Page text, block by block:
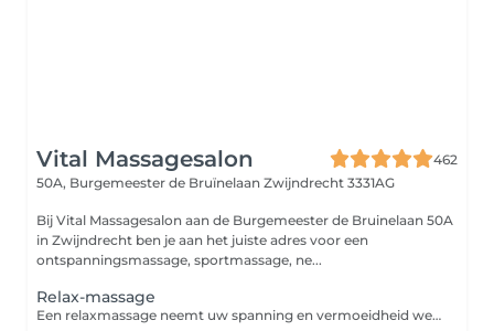
Vital Massagesalon
462
50A, Burgemeester de Bruïnelaan Zwijndrecht 3331AG
Bij Vital Massagesalon aan de Burgemeester de Bruinelaan 50A
in Zwijndrecht ben je aan het juiste adres voor een
ontspanningsmassage, sportmassage, ne...
Relax-massage
Een relaxmassage neemt uw spanning en vermoeidheid weg. En brengt daar ontspanning en nieuwe energie voor in de plaats. Meestal is de massage wat zachter, maar de keuze is aan u. De duur kan verschillen. Samen met onze masseur of masseuse bepaalt u wat het beste is. De kenmerken van een relaxmassage: - Doel: rust en algehele ontspanning van uw lichaam en geest. - Power: zachte tot gemiddelde druk. - Gemasseerde zones: nek, schouders, rug, benen (voorkant en achterkant), armen en hoofd. - Drukpunten: de drukpunten worden met lichte kracht gemasseerd. - Effect: betere doorstroom van lichamelijke en emotionele energie, waardoor u zich vitaler en energieker voelt.